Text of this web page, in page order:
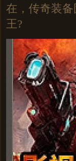
在，传奇装
王?